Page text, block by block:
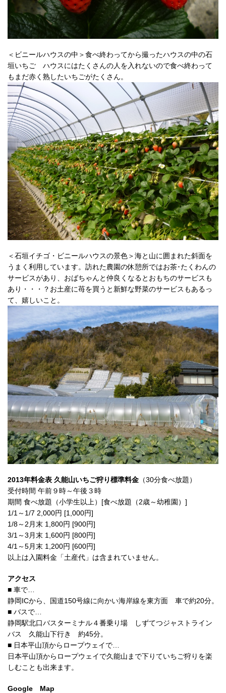
＜ビニールハウスの中＞食べ終わってから撮ったハウスの中の石
垣いちご ハウスにはたくさんの人を入れないので食べ終わって
もまだ赤く熟したいちごがたくさん。
＜石垣イチゴ・ビニールハウスの景色＞海と山に囲まれた斜面を
うまく利用しています。訪れた農園の休憩所ではお茶･たくわんの
サービスがあり、おばちゃんと仲良くなるとおもちのサービスも
あり・・・？お土産に苺を買うと新鮮な野菜のサービスもあるっ
て、嬉しいこと。
2013年料金表 久能山いちご狩り標準料金 （30分食べ放題）
受付時間 午前９時～午後３時
期間 食べ放題（小学生以上）[食べ放題（2歳～幼稚園）]
1/1～1/7 2,000円 [1,000円]
1/8～2月末 1,800円 [900円]
3/1～3月末 1,600円 [800円]
4/1～5月末 1,200円 [600円]
以上は入園料金「土産代」は含まれていません。
アクセス
■ 車で…
静岡ICから、国道150号線に向かい海岸線を東方面 車で約20分。
■ バスで…
静岡駅北口バスターミナル４番乗り場 しずてつジャストライン
バス 久能山下行き 約45分。
■ 日本平山頂からロープウェイで…
日本平山頂からロープウェイで久能山まで下りていちご狩りを楽
しむことも出来ます。
Google Map